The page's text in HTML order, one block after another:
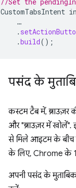
CustomTabsIntent
…
.
.build();
पसंद के
कस्टम टैब में, ब्राउज़र
और "ब्राउज़र में खोलें".
से मिले आइटम के बीच
के लिए, Chrome के
अपनी पसंद के